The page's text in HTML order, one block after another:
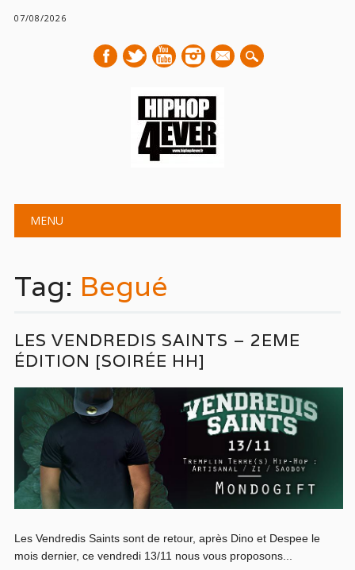
07/08/2026
mail
Main menu
MENU
Tag: Begué
LES VENDREDIS SAINTS – 2EME
ÉDITION [SOIRÉE HH]
Les Vendredis Saints sont de retour, après Dino et Despee le
mois dernier, ce vendredi 13/11 nous vous proposons...